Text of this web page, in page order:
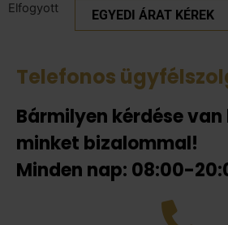
Elfogyott EGYEDI ÁRAT KÉREK
Telefonos
Bármilyen kérdése van
minket bizalommal!
Minden nap: 08:00-